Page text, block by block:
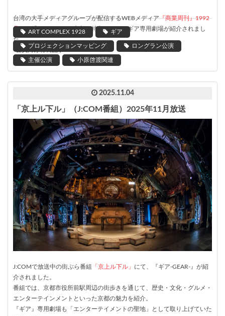
台湾の大手メディアグループが配信するWEBメディア『商業周刊』1992
号
にて「とっておきの京都」特集として、ギア専用劇場が紹介されまし
た。
*会員向け有料記事
ART COMPLEX 1928 ギア
プロジェクションマッピング ロングラン公演
主催公演 小原啓渡関連
2025.11.04
「京上ル下ル」（J:COM番組）2025年11月放送
J:COMで放送中の街ぶら番組 「京上ル下ル」 にて、『ギア-GEAR-』が紹
介されました。
番組では、京都市役所前駅周辺の街歩きを通じて、歴史・文化・グルメ・
エンターテインメントといった京都の魅力を紹介。
『ギア』専用劇場も「エンターテイメントの聖地」として取り上げていた